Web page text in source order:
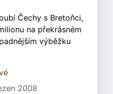
Čechy s Bretoňci,
na překrásném
výběžku
2008